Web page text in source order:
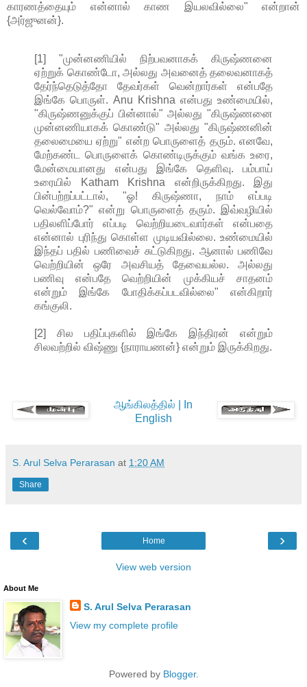
காரணத்தையும் என்னால் காண இயலவில்லை" என்றான்
{அர்ஜுனன்}.
[1] "முன்னணியில் நிற்பவனாகக் கிருஷ்ணனை
ஏற்றுக் கொண்டோ, அல்லது அவனைத் தலைவனாகத்
தேர்ந்தெடுத்தோ தேவர்கள் வென்றார்கள் என்பதே
இங்கே பொருள். Anu Krishna என்பது உண்மையில்,
"கிருஷ்ணனுக்குப் பின்னால்" அல்லது "கிருஷ்ணனை
முன்னணியாகக் கொண்டு" அல்லது "கிருஷ்ணனின்
தலைமையை ஏற்று" என்ற பொருளைத் தரும். எனவே,
மேற்கண்ட பொருளைக் கொண்டிருக்கும் வங்க உரை,
மேன்மையானது என்பது இங்கே தெளிவு. பம்பாய்
உரையில் Katham Krishna என்றிருக்கிறது. இது
பின்பற்றப்பட்டால், "ஓ! கிருஷ்ணா, நாம் எப்படி
வெல்வோம்?" என்று பொருளைத் தரும். இவ்வழியில்
பதிலளிப்போர் எப்படி வெற்றியடைவார்கள் என்பதை
என்னால் புரிந்து கொள்ள முடியவில்லை. உண்மையில்
இந்தப் பதில் பணிவைச் சுட்டுகிறது. ஆனால் பணிவே
வெற்றியின் ஒரே அவசியத் தேவையல்ல. அல்லது
பணிவு என்பதே வெற்றியின் முக்கியச் சாதனம்
என்றும் இங்கே போதிக்கப்படவில்லை" என்கிறார்
கங்குலி.
[2] சில பதிப்புகளில் இங்கே இந்திரன் என்றும்
சிலவற்றில் விஷ்ணு {நாராயணன்} என்றும் இருக்கிறது.
ஆங்கிலத்தில் | In
English
S. Arul Selva Perarasan at 1:20 AM
Share
‹ ›
Home
View web version
About Me
S. Arul Selva Perarasan
View my complete profile
Powered by Blogger.